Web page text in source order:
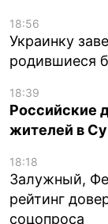
18:56
Украинку
родившиеся
18:39
Российские
жителей в
18:18
Залужный,
рейтинг
соцопроса